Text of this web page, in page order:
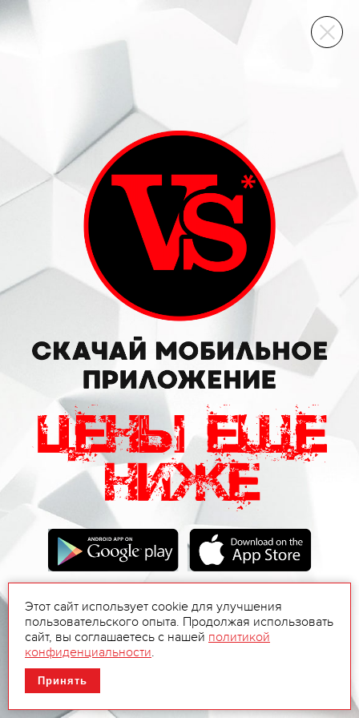
ВИННЫЙ СКЛАД
Этот сайт использует cookie для улучшения
пользовательского опыта. Продолжая использовать
сайт, вы соглашаетесь с нашей политикой
конфиденциальности.
Принять